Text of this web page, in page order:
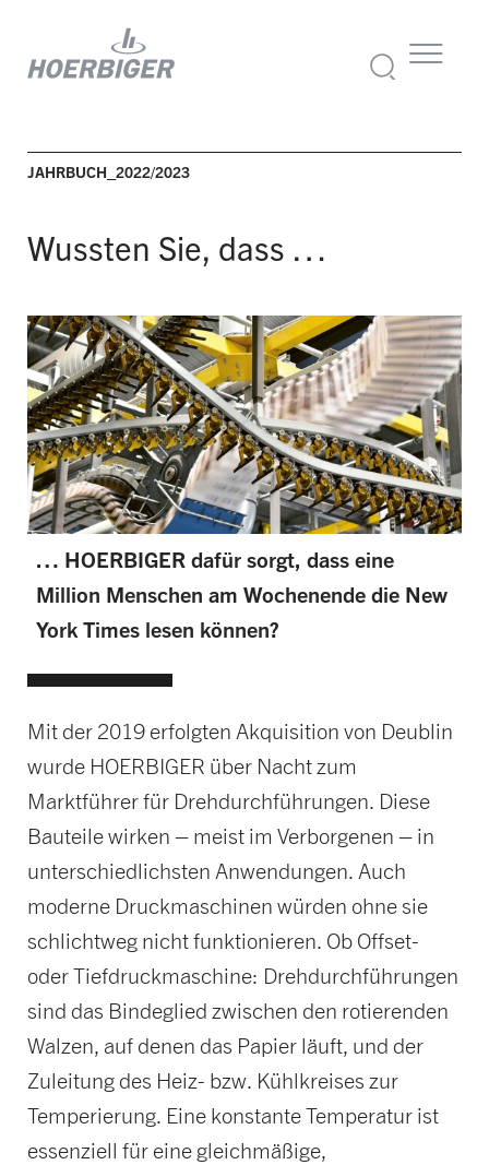
JAHRBUCH_2022/2023
Wussten Sie, dass …
… HOERBIGER dafür sorgt, dass eine
Million Menschen am Wochenende die New
York Times lesen können?
Mit der 2019 erfolgten Akquisition von Deublin
wurde HOERBIGER über Nacht zum
Marktführer für Drehdurchführungen. Diese
Bauteile wirken – meist im Verborgenen – in
unterschiedlichsten Anwendungen. Auch
moderne Druckmaschinen würden ohne sie
schlichtweg nicht funktionieren. Ob Offset-
oder Tiefdruckmaschine: Drehdurchführungen
sind das Bindeglied zwischen den rotierenden
Walzen, auf denen das Papier läuft, und der
Zuleitung des Heiz- bzw. Kühlkreises zur
Temperierung. Eine konstante Temperatur ist
essenziell für eine gleichmäßige,